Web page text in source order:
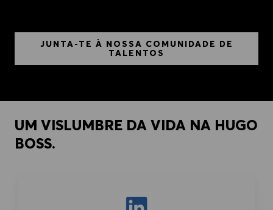
JUNTA-TE À NOSSA COMUNIDADE DE
TALENTOS
UM VISLUMBRE DA VIDA NA HUGO
BOSS.